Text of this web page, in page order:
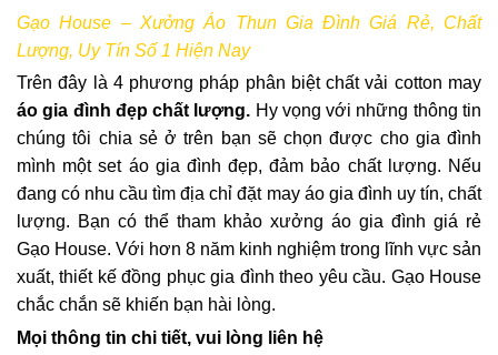
Gạo House – Xưởng Áo Thun Gia Đình Giá Rẻ, Chất
Lượng, Uy Tín Số 1 Hiện Nay
Trên đây là 4 phương pháp phân biệt chất vải cotton may
áo gia đình đẹp chất lượng. Hy vọng với những thông tin
chúng tôi chia sẻ ở trên bạn sẽ chọn được cho gia đình
mình một set áo gia đình đẹp, đảm bảo chất lượng. Nếu
đang có nhu cầu tìm địa chỉ đặt may áo gia đình uy tín, chất
lượng. Bạn có thể tham khảo xưởng áo gia đình giá rẻ
Gạo House. Với hơn 8 năm kinh nghiệm trong lĩnh vực sản
xuất, thiết kế đồng phục gia đình theo yêu cầu. Gạo House
chắc chắn sẽ khiến bạn hài lòng.
Mọi thông tin chi tiết, vui lòng liên hệ